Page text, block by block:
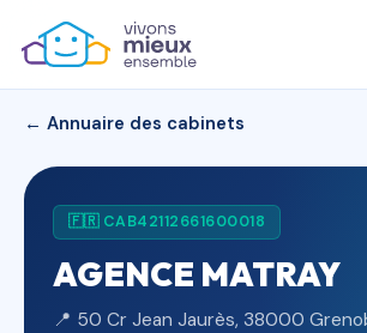
← Annuaire des cabinets
🇫🇷 CAB42112661600018
AGENCE MATRAY
📍 50 Cr Jean Jaurès, 38000